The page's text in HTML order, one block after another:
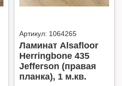
Артикул: 1064265
Ламинат Alsafloor
Herringbone 435
Jefferson (правая
планка), 1 м.кв.